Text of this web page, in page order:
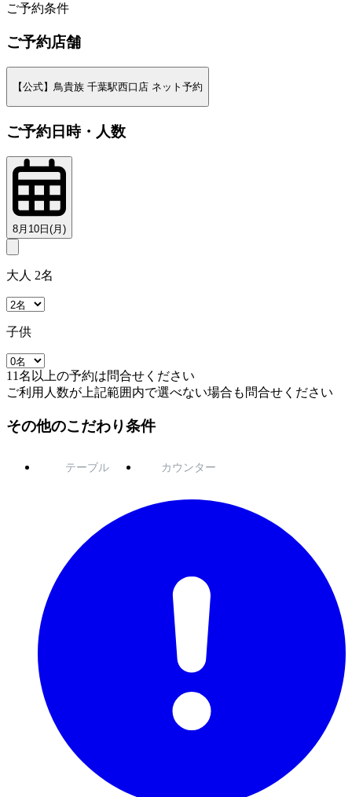
ご予約条件
ご予約店舗
【公式】鳥貴族 千葉駅西口店 ネット予約
ご予約日時・人数
8月10日(月)
大人 2名
子供
11名以上の予約は問合せください
ご利用人数が上記範囲内で選べない場合も問合せください
その他のこだわり条件
テーブル カウンター